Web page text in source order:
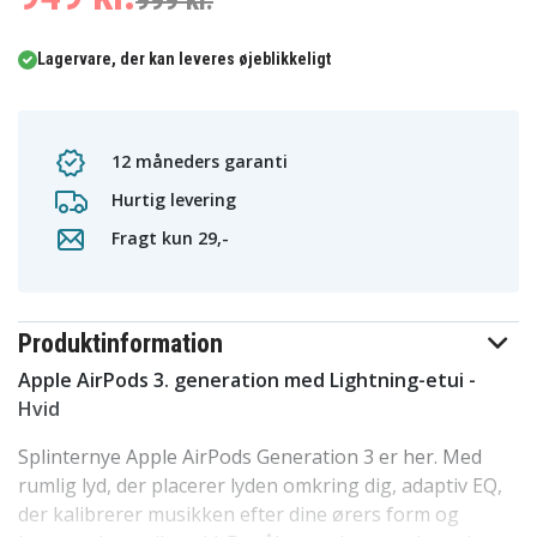
Lagervare, der kan leveres øjeblikkeligt
12 måneders garanti
Hurtig levering
Fragt kun 29,-
Produktinformation
Apple AirPods 3. generation med Lightning-etui -
Hvid
Splinternye Apple AirPods Generation 3 er her. Med
rumlig lyd, der placerer lyden omkring dig, adaptiv EQ,
der kalibrerer musikken efter dine ørers form og